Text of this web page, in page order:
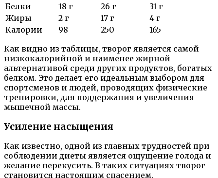
Белки
18 г 26 г
31 г
Жиры
2 г 17 г
4 г
Калории
98 250
165
Как видно из таблицы, творог является самой
низкокалорийной и наименее жирной
альтернативой среди других продуктов, богатых
белком. Это делает его идеальным выбором для
спортсменов и людей, проводящих физические
тренировки, для поддержания и увеличения
мышечной массы.
Усиление насыщения
Как известно, одной из главных трудностей при
соблюдении диеты является ощущение голода и
желание перекусить. В таких ситуациях творог
становится настоящим спасением.